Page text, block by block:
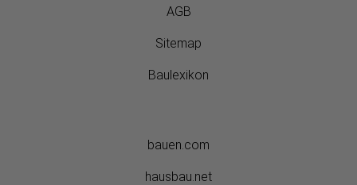
AGB
Sitemap
Baulexikon
bauen.com
hausbau.net